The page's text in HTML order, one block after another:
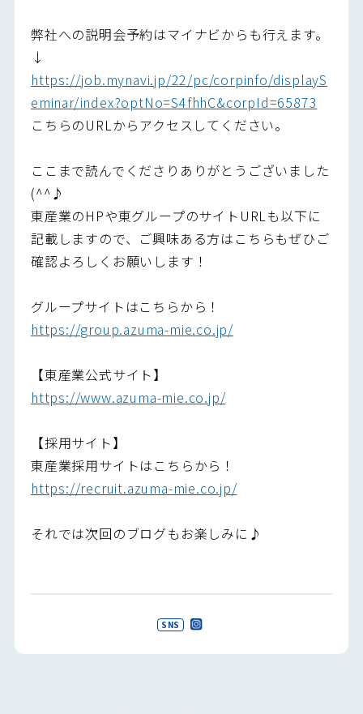
弊社への説明会予約はマイナビからも行えます。
↓
https://job.mynavi.jp/22/pc/corpinfo/displayS
eminar/index?optNo=S4fhhC&corpId=65873
こちらのURLからアクセスしてください。
ここまで読んでくださりありがとうございました
(^^♪
東産業のHPや東グループのサイトURLも以下に
記載しますので、ご興味ある方はこちらもぜひご
確認よろしくお願いします！
グループサイトはこちらから！
https://group.azuma-mie.co.jp/
【東産業公式サイト】
https://www.azuma-mie.co.jp/
【採用サイト】
東産業採用サイトはこちらから！
https://recruit.azuma-mie.co.jp/
それでは次回のブログもお楽しみに♪
SNS